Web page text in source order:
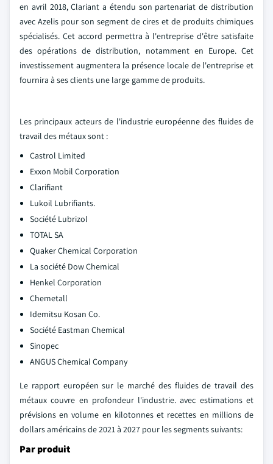
en avril 2018, Clariant a étendu son partenariat de distribution
avec Azelis pour son segment de cires et de produits chimiques
spécialisés. Cet accord permettra à l'entreprise d'être satisfaite
des opérations de distribution, notamment en Europe. Cet
investissement augmentera la présence locale de l'entreprise et
fournira à ses clients une large gamme de produits.
Les principaux acteurs de l'industrie européenne des fluides de
travail des métaux sont :
Castrol Limited
Exxon Mobil Corporation
Clarifiant
Lukoil Lubrifiants.
Société Lubrizol
TOTAL SA
Quaker Chemical Corporation
La société Dow Chemical
Henkel Corporation
Chemetall
Idemitsu Kosan Co.
Société Eastman Chemical
Sinopec
ANGUS Chemical Company
Le rapport européen sur le marché des fluides de travail des
métaux couvre en profondeur l'industrie. avec estimations et
prévisions en volume en kilotonnes et recettes en millions de
dollars américains de 2021 à 2027 pour les segments suivants:
Par produit